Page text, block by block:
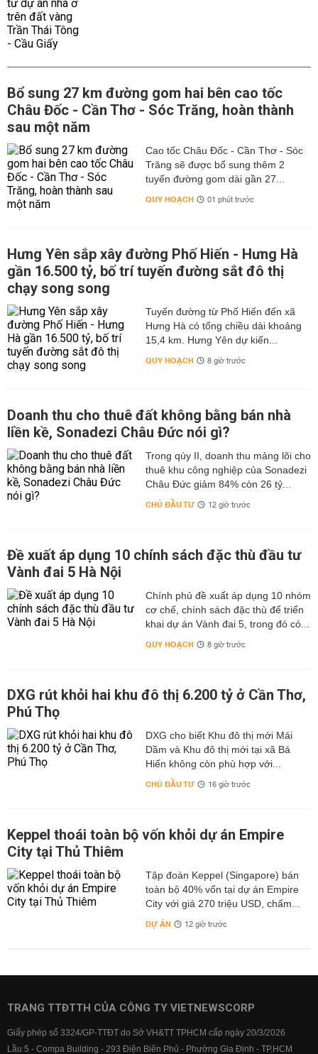
Bổ sung 27 km đường gom hai bên cao tốc
Châu Đốc - Cần Thơ - Sóc Trăng, hoàn thành
sau một năm
Cao tốc Châu Đốc - Cần Thơ - Sóc
Trăng sẽ được bổ sung thêm 2
tuyến đường gom dài gần 27...
QUY HOẠCH 01 phút trước
Hưng Yên sắp xây đường Phố Hiến - Hưng Hà
gần 16.500 tỷ, bố trí tuyến đường sắt đô thị
chạy song song
Tuyến đường từ Phố Hiến đến xã
Hưng Hà có tổng chiều dài khoảng
15,4 km. Hưng Yên dự kiến...
QUY HOẠCH 8 giờ trước
Doanh thu cho thuê đất không bằng bán nhà
liền kề, Sonadezi Châu Đức nói gì?
Trong qúy II, doanh thu mảng lõi cho
thuê khu công nghiệp của Sonadezi
Châu Đức giảm 84% còn 26 tỷ...
CHỦ ĐẦU TƯ 12 giờ trước
Đề xuất áp dụng 10 chính sách đặc thù đầu tư
Vành đai 5 Hà Nội
Chính phủ đề xuất áp dụng 10 nhóm
cơ chế, chính sách đặc thù để triển
khai dự án Vành đai 5, trong đó có...
QUY HOẠCH 8 giờ trước
DXG rút khỏi hai khu đô thị 6.200 tỷ ở Cần Thơ,
Phú Thọ
DXG cho biết Khu đô thị mới Mái
Dầm và Khu đô thị mới tại xã Bá
Hiến không còn phù hợp với...
CHỦ ĐẦU TƯ 16 giờ trước
Keppel thoái toàn bộ vốn khỏi dự án Empire
City tại Thủ Thiêm
Tập đoàn Keppel (Singapore) bán
toàn bộ 40% vốn tại dự án Empire
City với giá 270 triệu USD, chấm...
DỰ ÁN 12 giờ trước
TRANG TTĐTTH CỦA CÔNG TY VIETNEWSCORP
Giấy phép số 3324/GP-TTĐT do Sở VH&TT TPHCM cấp ngày 20/3/2026
Lầu 5 - Compa Building - 293 Điện Biên Phủ - Phường Gia Định - TP.HCM